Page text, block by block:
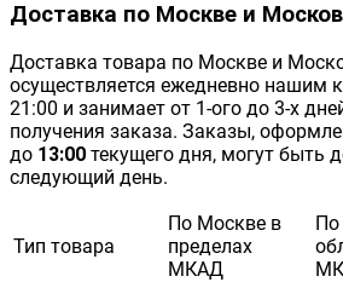
Доставка по Москве и
Доставка товара по Москве и
осуществляется ежедневно нашим
21:00 и занимает от 1-ого до 3-х
получения заказа. Заказы,
до 13:00 текущего дня, могут быть
следующий день.
Тип товара
По Москве в
пределах
МКАД
По